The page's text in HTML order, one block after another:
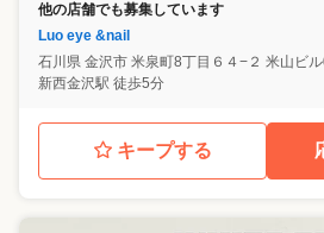
他の店舗でも募集しています
Luo eye &nail
石川県 金沢市 米泉町8丁目６４−２ 米山ビ
新西金沢駅 徒歩5分
キープする